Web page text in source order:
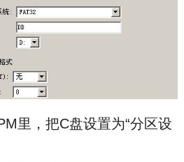
里，把C盘设置为“分区设